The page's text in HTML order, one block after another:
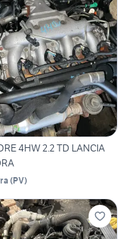
4HW 2.2 TD LANCIA
(PV)